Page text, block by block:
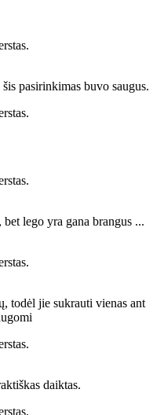
pasirinkimas buvo saugus.
lego yra gana brangus ...
todėl jie sukrauti vienas ant
daiktas.